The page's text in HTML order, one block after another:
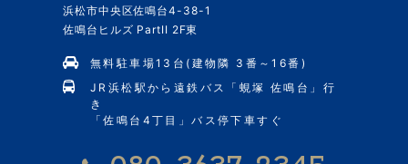
浜松市中央区佐鳴台4-38-1
佐鳴台ヒルズ PartII 2F東
無料駐車場13台(建物隣 3番～16番)
JR浜松駅から遠鉄バス「蜆塚 佐鳴台」行
き
「佐鳴台4丁目」バス停下車すぐ